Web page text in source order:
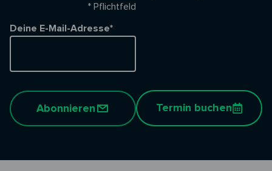
* Pflichtfeld
Deine E-Mail-Adresse*
Abonnieren Termin buchen